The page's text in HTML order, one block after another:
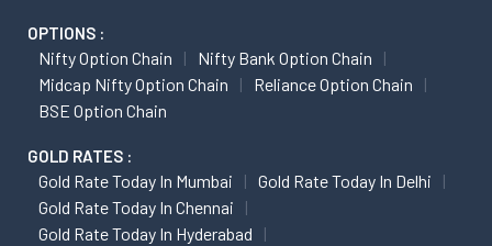
OPTIONS :
Nifty Option Chain
Nifty Bank Option Chain
Midcap Nifty Option Chain
Reliance Option Chain
BSE Option Chain
GOLD RATES :
Gold Rate Today In Mumbai
Gold Rate Today In Delhi
Gold Rate Today In Chennai
Gold Rate Today In Hyderabad